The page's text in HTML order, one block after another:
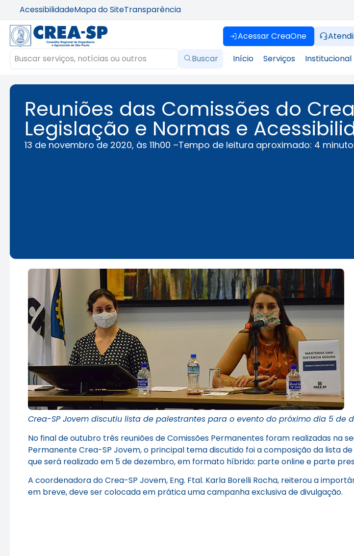
AcessibilidadeMapa do SiteTransparência
Acessar CreaOne
Buscar
Início Serviços Institucional
Reuniões das Comissões do
Legislação e Normas e
13 de novembro de 2020, às 11h00 –Tempo de leitura aproximado: 4
Crea-SP Jovem discutiu lista de palestrantes para o evento do próximo dia 5 de
No final de outubro três reuniões de Comissões Permanentes foram realizadas na
Permanente Crea-SP Jovem, o principal tema discutido foi a composição da lista
que será realizado em 5 de dezembro, em formato híbrido: parte online e parte
A coordenadora do Crea-SP Jovem, Eng. Ftal. Karla Borelli Rocha, reiterou a
em breve, deve ser colocada em prática uma campanha exclusiva de divulgação.